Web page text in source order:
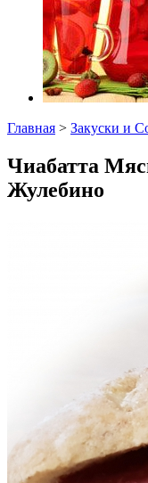
Главная > Закуски и
Чиабатта
Жулебино